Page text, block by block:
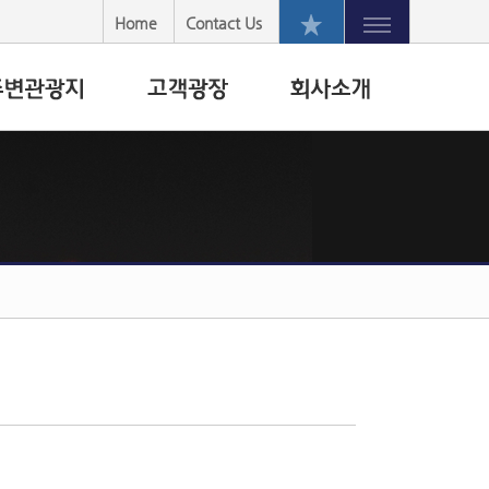
Home Contact Us